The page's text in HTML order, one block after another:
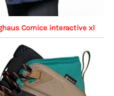
Cornice interactive xl